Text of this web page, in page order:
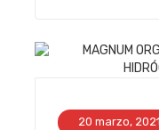
20 marzo, 2021